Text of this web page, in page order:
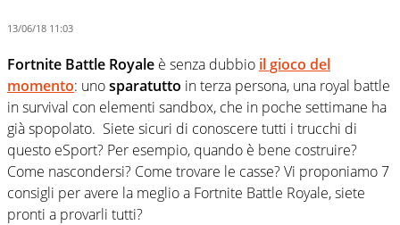
13/06/18 11:03
Fortnite Battle Royale è senza dubbio il gioco del
momento: unosparatutto in terza persona, una royal battle
in survival con elementi sandbox, che in poche settimane ha
già spopolato. Siete sicuri di conoscere tutti i trucchi di
questo eSport? Per esempio, quando è bene costruire?
Come nascondersi? Come trovare le casse? Vi proponiamo 7
consigli per avere la meglio a Fortnite Battle Royale, siete
pronti a provarli tutti?